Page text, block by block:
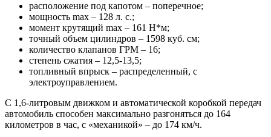
расположение под капотом – поперечное;
мощность max – 128 л. с.;
момент крутящий max – 161 Н*м;
точный объем цилиндров – 1598 куб. см;
количество клапанов ГРМ – 16;
степень сжатия – 12,5-13,5;
топливный впрыск – распределенный, с
электроуправлением.
С 1,6-литровым движком и автоматической коробкой передач
автомобиль способен максимально разгоняться до 164
километров в час, с «механикой» – до 174 км/ч.